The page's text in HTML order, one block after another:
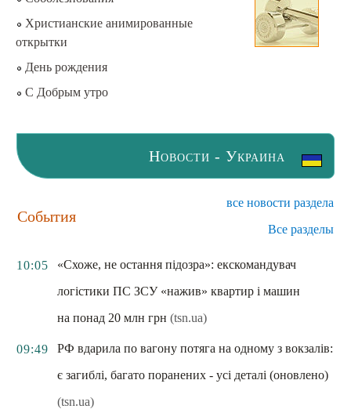
Христианские анимированные
открытки
День рождения
С Добрым утро
Новости - Украина
События
все новости раздела
Все разделы
10:05
«Схоже, не остання підозра»: екскомандувач
логістики ПС ЗСУ «нажив» квартир і машин
на понад 20 млн грн (tsn.ua)
09:49
РФ вдарила по вагону потяга на одному з вокзалів:
є загиблі, багато поранених - усі деталі (оновлено)
(tsn.ua)